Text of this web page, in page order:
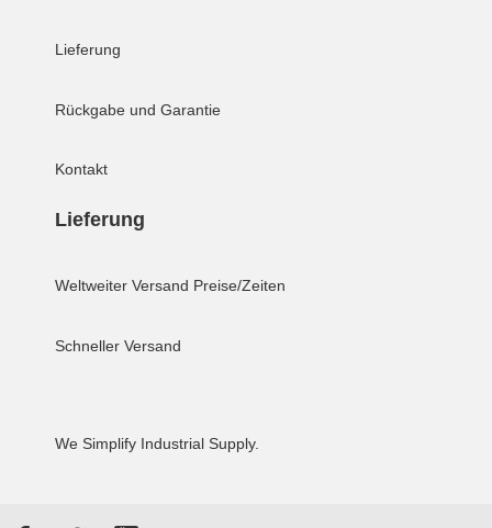
Lieferung
Rückgabe und Garantie
Kontakt
Lieferung
Weltweiter Versand Preise/Zeiten
Schneller Versand
We Simplify Industrial Supply.
FacebookTwitterYouTube